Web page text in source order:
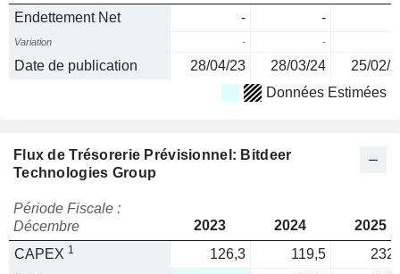
Endettement Net
- -
Variation - -
Date de publication 28/04/23 28/03/24
25/02/
Données Estimées
Flux de Trésorerie Prévisionnel: Bitdeer
Technologies Group
Période Fiscale :
Décembre
2023 2024
2025
CAPEX 1 126,3 119,5